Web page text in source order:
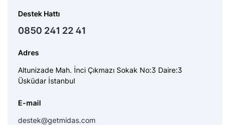
Destek Hattı
0850 241 22 41
Adres
Altunizade Mah. İnci Çıkmazı Sokak No:3 Daire:3
Üsküdar İstanbul
E-mail
destek@getmidas.com